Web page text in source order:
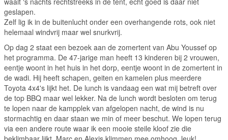
geslapen.
Zelf lig ik in de buitenlucht onder een overhangende rots, ook niet
helemaal windvrij maar wel snurkvrij.
Op dag 2 staat een bezoek aan de zomertent van Abu Youssef op
het programma. De 47-jarige man heeft 13 kinderen bij 2 vrouwen,
eentje woont in het huis in het dorp, eentje woont in de zomertent in
de wadi. Hij heeft schapen, geiten en kamelen plus meerdere
Toyota 4x4's lijkt het. De lunch is vandaag een wat mij betreft over
de top BBQ maar wel lekker. Na de lunch wordt besloten om terug
te lopen naar de kampplek van afgelopen nacht, de wind is nu
stormachtig en daar staan we min of meer beschut. We lopen terug
via een andere route waar ik een mooie steile kloof zie die